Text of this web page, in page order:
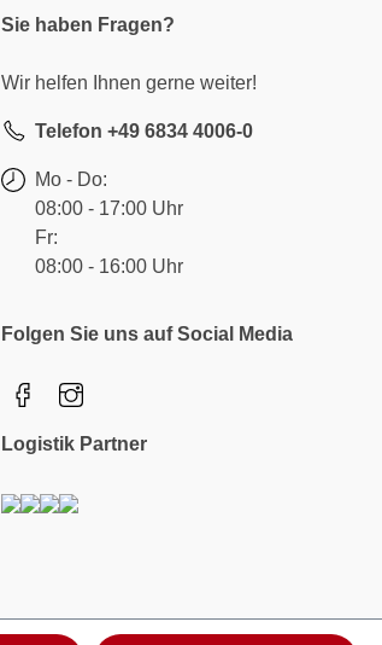
Sie haben Fragen?
Wir helfen Ihnen gerne weiter!
Telefon +49 6834 4006-0
Mo - Do:
08:00 - 17:00 Uhr
Fr:
08:00 - 16:00 Uhr
Folgen Sie uns auf Social Media
Logistik Partner